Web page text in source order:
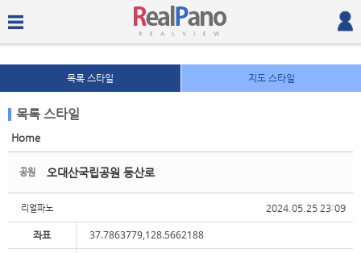
목록 스타일 지도 스타일
목록 스타일
Home
공원
2024.05.25 23:09
오대산국립공원 등산로
리얼파노
좌표
37.7863779,128.5662188
Sketchbook5, 스케치북5
Sketchbook5, 스케치북5